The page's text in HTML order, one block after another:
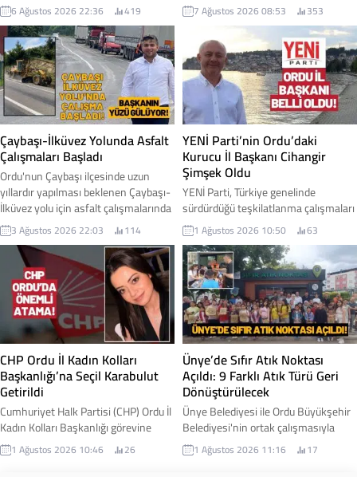
sezonu kabuklu fındık alım fiyatları
Toprak Mahsulleri Ofisi (TMO)
tarafından açıklandı. Açıklanan
fiyatlar, iktidar milletvekilleri
tarafından "müjde" olarak
duyurulurken, üretici cephesinde ise
beklentilerin altında kaldığı yönünde
değerlendirmeler yapıldı. İşte fındık
fiyatı...
6 Ağustos 2026 22:36 419 kabuklu fındık alım fiyatlarının
ardından Ordu genelinde serbest
piyasada beklenen hareketlilik
yaşanmadı. Açıklanan fiyatlara
rağmen piyasada işlem gören fındık
fiyatları düşük seviyelerde kalmayı
sürdürdü. İşte Ordu genelindeki
serbest piyasa fındık fiyatı...
7 Ağustos 2026 08:53 353
Çaybaşı-İlküvez Yolunda Asfalt
Çalışmaları Başladı
Ordu'nun Çaybaşı ilçesinde uzun
yıllardır yapılması beklenen Çaybaşı-
İlküvez yolu için asfalt çalışmalarında
ilk adım atıldı. Yüklenici firmanın iş
makineleriyle sahaya inmesiyle
birlikte yol yapım çalışmalarına
resmen başlandı. Çaybaşı Belediye
Başkanı Mesut Karayiğit, çalışmalara
ilişkin gelişmeyi sosyal medya
hesabından yaptığı paylaşımla
duyurdu. Karayiğit, Çaybaşı-İlküvez
hattında başlayan çalışmaların
sadece bir yol projesi...
3 Ağustos 2026 22:03 114
YENİ Parti’nin Ordu’daki
Kurucu İl Başkanı Cihangir
Şimşek Oldu
YENİ Parti, Türkiye genelinde
sürdürdüğü teşkilatlanma çalışmaları
kapsamında Ordu'daki yapılanmasını
başlattı. Parti Genel Merkezi
tarafından alınan kararla, Ordu İl
Teşkilatı'nın kuruluş sürecini
yürütmek üzere Cihangir Şimşek
kurucu il başkanı olarak
görevlendirildi. İşte detaylar...
1 Ağustos 2026 10:50 63
CHP Ordu İl Kadın Kolları
Başkanlığı’na Seçil Karabulut
Getirildi
Cumhuriyet Halk Partisi (CHP) Ordu İl
Kadın Kolları Başkanlığı görevine
Seçil Karabulut atandı. Yeni görevine
başlamasının ardından açıklamalarda
1 Ağustos 2026 10:46 26
Ünye’de Sıfır Atık Noktası
Açıldı: 9 Farklı Atık Türü Geri
Dönüştürülecek
Ünye Belediyesi ile Ordu Büyükşehir
Belediyesi'nin ortak çalışmasıyla
hayata geçirilen Sıfır Atık Noktası
hizmete açıldı. Yeni merkez
1 Ağustos 2026 11:16 17